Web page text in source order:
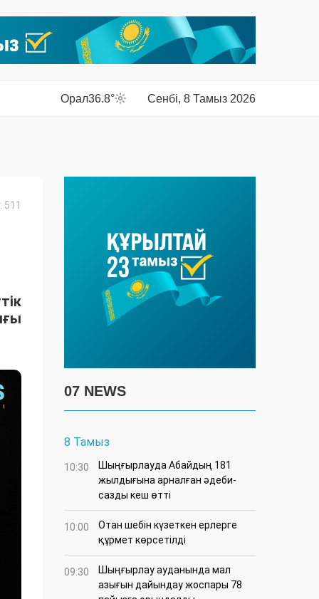
Орал36.8° Сенбі, 8 Тамыз 2026
07 NEWS
8 Тамыз
10:30
Шыңғырлауда Абайдың 181
жылдығына арналған әдеби-
сазды кеш өтті
10:00
Отан шебін күзеткен ерлерге
құрмет көрсетілді
09:30
​Шыңғырлау ауданында мал
азығын дайындау жоспары 78